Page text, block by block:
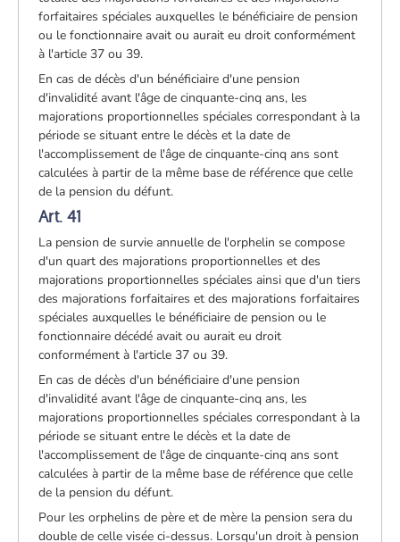
forfaitaires spéciales auxquelles le bénéficiaire de pension
ou le fonctionnaire avait ou aurait eu droit conformément
à l'article 37 ou 39.
En cas de décès d'un bénéficiaire d'une pension
d'invalidité avant l'âge de cinquante-cinq ans, les
majorations proportionnelles spéciales correspondant à la
période se situant entre le décès et la date de
l'accomplissement de l'âge de cinquante-cinq ans sont
calculées à partir de la même base de référence que celle
de la pension du défunt.
Art. 41
La pension de survie annuelle de l'orphelin se compose
d'un quart des majorations proportionnelles et des
majorations proportionnelles spéciales ainsi que d'un tiers
des majorations forfaitaires et des majorations forfaitaires
spéciales auxquelles le bénéficiaire de pension ou le
fonctionnaire décédé avait ou aurait eu droit
conformément à l'article 37 ou 39.
En cas de décès d'un bénéficiaire d'une pension
d'invalidité avant l'âge de cinquante-cinq ans, les
majorations proportionnelles spéciales correspondant à la
période se situant entre le décès et la date de
l'accomplissement de l'âge de cinquante-cinq ans sont
calculées à partir de la même base de référence que celle
de la pension du défunt.
Pour les orphelins de père et de mère la pension sera du
double de celle visée ci-dessus. Lorsqu'un droit à pension